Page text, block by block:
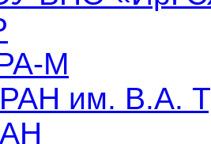
М
им. В.А.